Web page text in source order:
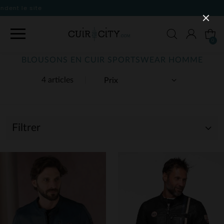
4 articles
BLOUSONS EN CUIR SPORTSWEAR HOMME
Filtrer